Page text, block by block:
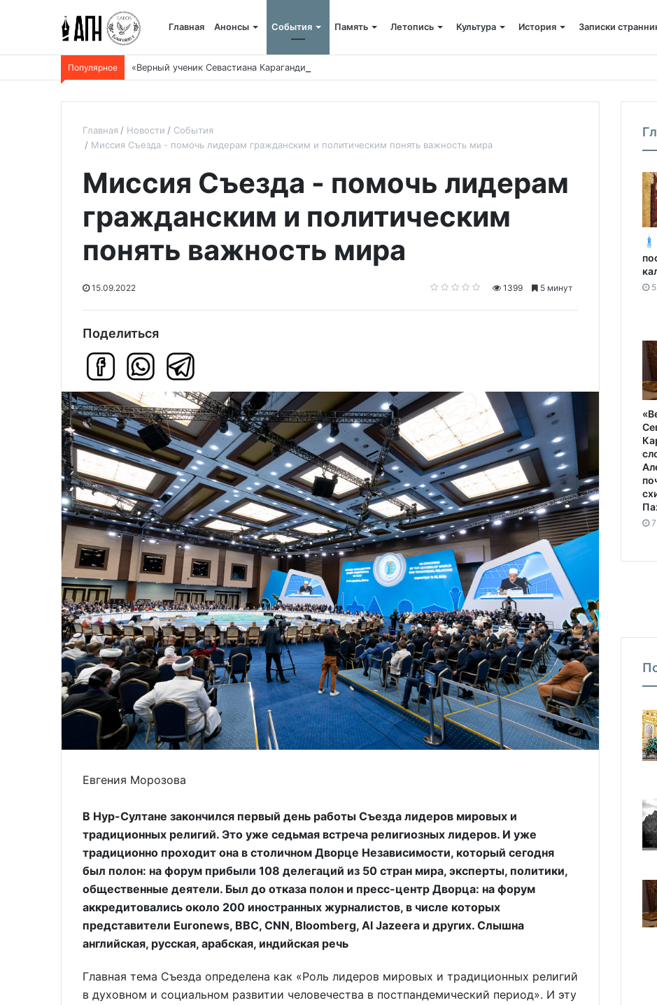
Главная Анонсы События Память Летопись Культура История Записки
Популярное «Верный ученик Севастиана Карагандинского»: слово митрополита Александра о почившем схиархимандрите
Главная Новости
События
Миссия Съезда - помочь лидерам гражданским и политическим понять важность мира
Миссия Съезда - помочь лидерам
гражданским и политическим
понять важность мира
15.09.2022 1399 5 минут
Поделиться
Евгения Морозова
В Нур-Султане закончился первый день работы Съезда лидеров мировых и
традиционных религий. Это уже седьмая встреча религиозных лидеров. И уже
традиционно проходит она в столичном Дворце Независимости, который сегодня
был полон: на форум прибыли 108 делегаций из 50 стран мира, эксперты, политики,
общественные деятели. Был до отказа полон и пресс-центр Дворца: на форум
аккредитовались около 200 иностранных журналистов, в числе которых
представители Euronews, BBC, CNN, Bloomberg, Al Jazeera и других. Слышна
английская, русская, арабская, индийская речь
Главная тема Съезда определена как «Роль лидеров мировых и традиционных религий
в духовном и социальном развитии человечества в постпандемический период». И эту